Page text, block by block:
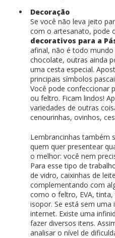
Decoração
Se você não leva jeito
com o artesanato, pode
decorativos para a
afinal, não é todo
chocolate, outras ainda
uma cesta especial.
principais símbolos
Você pode confeccionar
ou feltro. Ficam lindos!
variedades de outras
cenourinhas, ovinhos,
Lembrancinhas também
quem quer presentear
o melhor: você nem
Para esse tipo de
de vidro, caixinhas de
complementando com
como o feltro, EVA,
isopor. Se está sem uma
internet. Existe uma
fazer diversos itens.
analisar o nível de